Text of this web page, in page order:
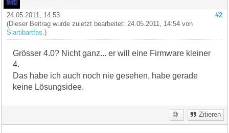
#2
24.05.2011, 14:53
(Dieser Beitrag wurde zuletzt bearbeitet: 24.05.2011, 14:54 von
Slartibartfas .)
Grösser 4.0? Nicht ganz... er will eine Firmware kleiner
4.
Das habe ich auch noch nie gesehen, habe gerade
keine Lösungsidee.
Zitieren